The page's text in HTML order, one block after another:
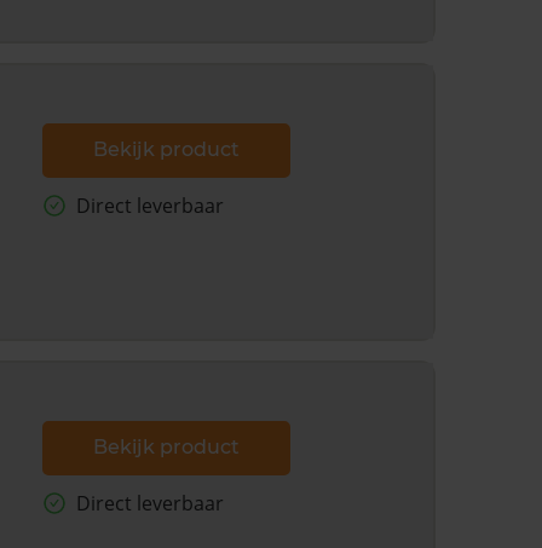
Bekijk product
Direct leverbaar
Bekijk product
Direct leverbaar